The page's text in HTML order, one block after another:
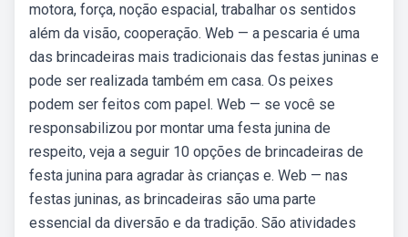
motora, força, noção espacial, trabalhar os sentidos
além da visão, cooperação. Web — a pescaria é uma
das brincadeiras mais tradicionais das festas juninas e
pode ser realizada também em casa. Os peixes
podem ser feitos com papel. Web — se você se
responsabilizou por montar uma festa junina de
respeito, veja a seguir 10 opções de brincadeiras de
festa junina para agradar às crianças e. Web — nas
festas juninas, as brincadeiras são uma parte
essencial da diversão e da tradição. São atividades